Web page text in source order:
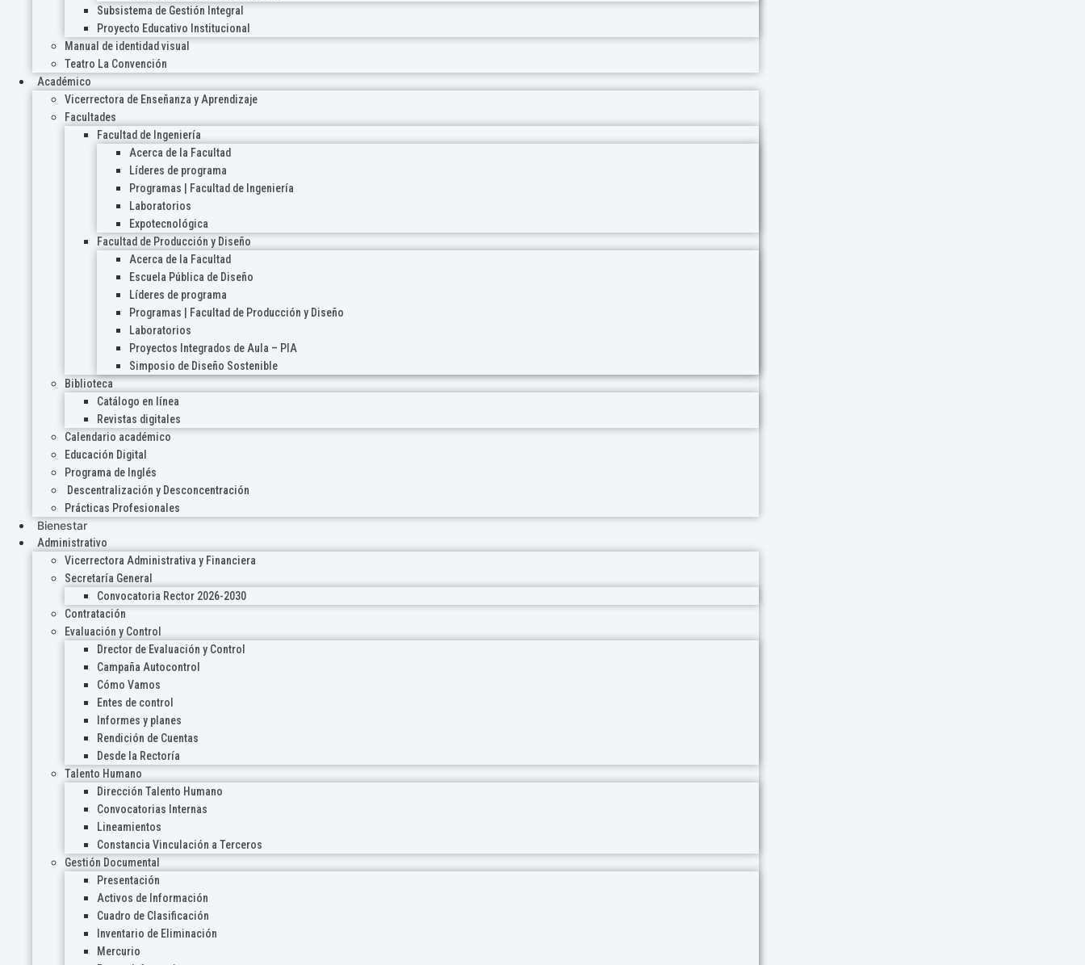
Subsistema de Gestión Integral
Proyecto Educativo Institucional
Manual de identidad visual
Teatro La Convención
Académico
Vicerrectora de Enseñanza y Aprendizaje
Facultades
Facultad de Ingeniería
Acerca de la Facultad
Líderes de programa
Programas | Facultad de Ingeniería
Laboratorios
Expotecnológica
Facultad de Producción y Diseño
Acerca de la Facultad
Escuela Pública de Diseño
Líderes de programa
Programas | Facultad de Producción y Diseño
Laboratorios
Proyectos Integrados de Aula – PIA
Simposio de Diseño Sostenible
Biblioteca
Catálogo en línea
Revistas digitales
Calendario académico
Educación Digital
Programa de Inglés
Descentralización y Desconcentración
Prácticas Profesionales
Bienestar
Administrativo
Vicerrectora Administrativa y Financiera
Secretaría General
Convocatoria Rector 2026-2030
Contratación
Evaluación y Control
Drector de Evaluación y Control
Campaña Autocontrol
Cómo Vamos
Entes de control
Informes y planes
Rendición de Cuentas
Desde la Rectoría
Talento Humano
Dirección Talento Humano
Convocatorias Internas
Lineamientos
Constancia Vinculación a Terceros
Gestión Documental
Presentación
Activos de Información
Cuadro de Clasificación
Inventario de Eliminación
Mercurio